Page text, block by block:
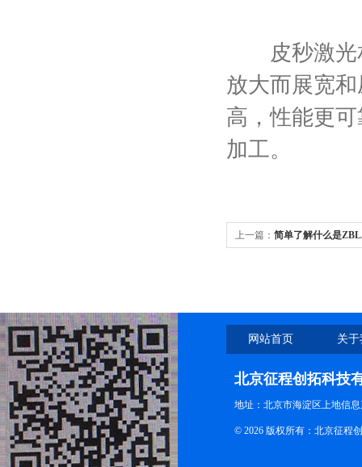
皮秒激光相
放大而展宽
高，性能更
加工。
上一篇： 简单了解什么是
网站首页 关
北京征程创拓科技
地址：北京市海淀区上地信
© 2026 版权所有：北京征程